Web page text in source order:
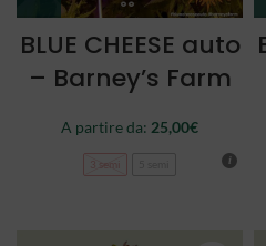
BLUE CHEESE auto
– Barney’s Farm
A partire da: 25,00€
3 semi